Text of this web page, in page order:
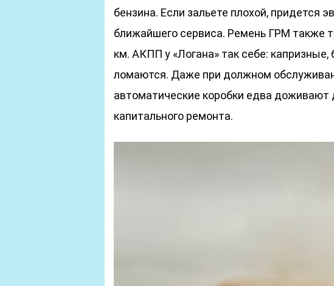
бензина. Если зальете плохой, придется
ближайшего сервиса. Ремень ГРМ также
км. АКПП у «Логана» так себе:
ломаются. Даже при должном
автоматические коробки едва доживают
капитального ремонта.